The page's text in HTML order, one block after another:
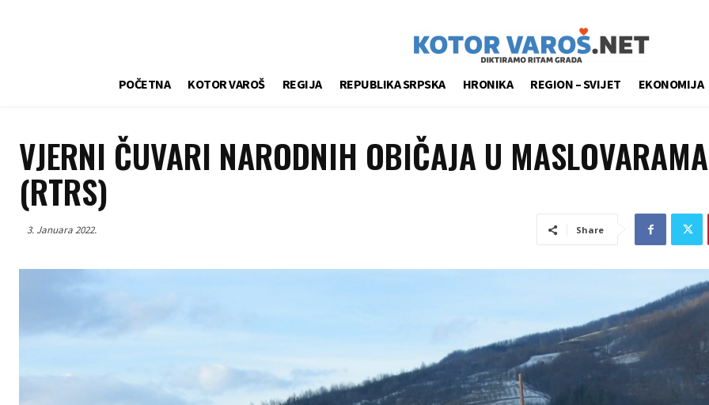
POČETNA KOTOR VAROŠ REGIJA REPUBLIKA SRPSKA HRONIKA REGION – SVIJET EKONOMIJA
VJERNI ČUVARI NARODNIH OBIČAJA U MASLOVARAMA
(RTRS)
3. Januara 2022. Share